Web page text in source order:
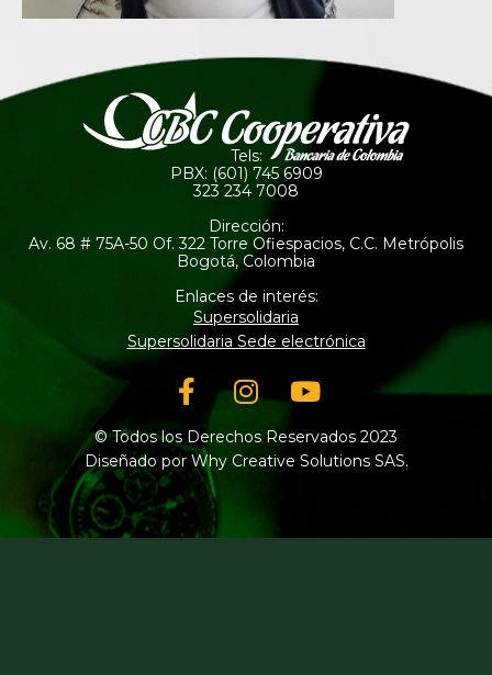
Tels:
PBX: (601) 745 6909
323 234 7008
Dirección:
Av. 68 # 75A-50 Of. 322 Torre Ofiespacios, C.C. Metrópolis
Bogotá, Colombia
Enlaces de interés:
Supersolidaria
Supersolidaria Sede electrónica
Facebook-
f
Instagram
Youtube
© Todos los Derechos Reservados 2023
Diseñado por Why Creative Solutions SAS.